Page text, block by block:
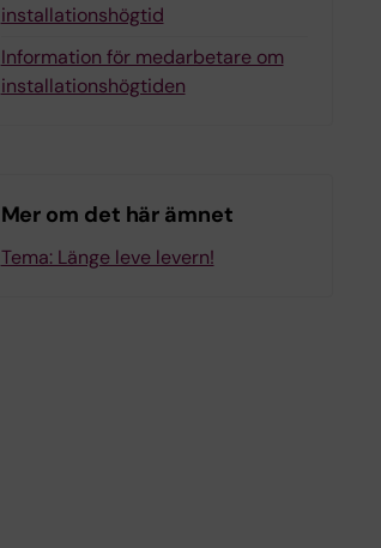
installationshögtid
Information för medarbetare om
installationshögtiden
Mer om det här ämnet
Tema: Länge leve levern!